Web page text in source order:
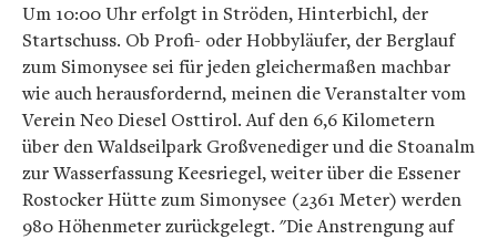
Um 10:00 Uhr erfolgt in Ströden, Hinterbichl, der
Startschuss. Ob Profi- oder Hobbyläufer, der Berglauf
zum Simonysee sei für jeden gleichermaßen machbar
wie auch herausfordernd, meinen die Veranstalter vom
Verein Neo Diesel Osttirol. Auf den 6,6 Kilometern
über den Waldseilpark Großvenediger und die Stoanalm
zur Wasserfassung Keesriegel, weiter über die Essener
Rostocker Hütte zum Simonysee (2361 Meter) werden
980 Höhenmeter zurückgelegt. "Die Anstrengung auf